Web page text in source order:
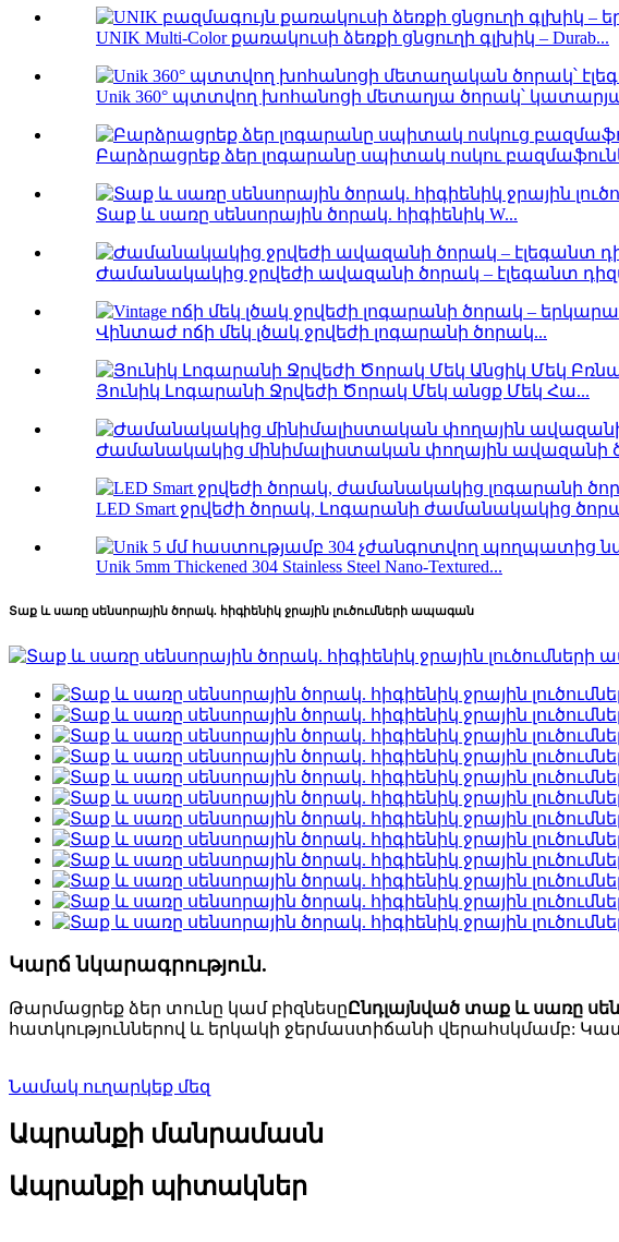
UNIK Multi-Color քառակուսի ձեռքի ցնցուղի գլխիկ – Durab...
Unik 360° պտտվող խոհանոցի մետաղյա ծորակ՝
Բարձրացրեք ձեր լոգարանը սպիտակ ոսկու
Տաք և սառը սենսորային ծորակ. հիգիենիկ W...
Ժամանակակից ջրվեժի ավազանի ծորակ – էլեգանտ
Վինտաժ ոճի մեկ լծակ ջրվեժի լոգարանի ծորակ...
Յունիկ Լոգարանի Ջրվեժի Ծորակ Մեկ անցք Մեկ Հա...
Ժամանակակից մինիմալիստական ​​փողային ավազանի
LED Smart ջրվեժի ծորակ, Լոգարանի ժամանակակից
Unik 5mm Thickened 304 Stainless Steel Nano-Textured...
Տաք և սառը սենսորային ծորակ. հիգիենիկ ջրային լուծումների ապագան
Կարճ նկարագրություն.
Թարմացրեք ձեր տունը կամ բիզնեսըԸնդլայնված տաք և սառը
հատկություններով և երկակի ջերմաստիճանի վերահսկմամբ:
Նամակ ուղարկեք մեզ
Ապրանքի մանրամասն
Ապրանքի պիտակներ